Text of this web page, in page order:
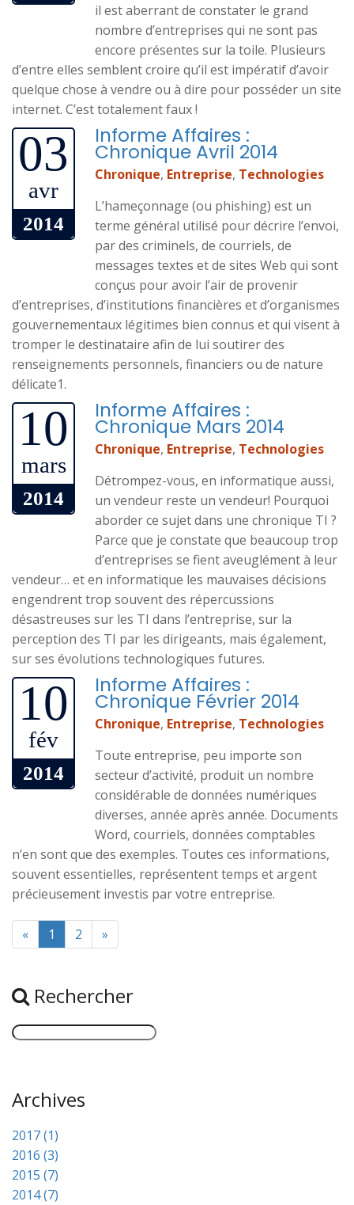
il est aberrant de constater le grand
nombre d’entreprises qui ne sont pas
encore présentes sur la toile. Plusieurs
d’entre elles semblent croire qu’il est impératif d’avoir
quelque chose à vendre ou à dire pour posséder un site
internet. C’est totalement faux !
03
avr
2014
Informe Affaires :
Chronique Avril 2014
Chronique, Entreprise, Technologies
L’hameçonnage (ou phishing) est un
terme général utilisé pour décrire l’envoi,
par des criminels, de courriels, de
messages textes et de sites Web qui sont
conçus pour avoir l’air de provenir
d’entreprises, d’institutions financières et d’organismes
gouvernementaux légitimes bien connus et qui visent à
tromper le destinataire afin de lui soutirer des
renseignements personnels, financiers ou de nature
délicate1.
10
mars
2014
Informe Affaires :
Chronique Mars 2014
Chronique, Entreprise, Technologies
Détrompez-vous, en informatique aussi,
un vendeur reste un vendeur! Pourquoi
aborder ce sujet dans une chronique TI ?
Parce que je constate que beaucoup trop
d’entreprises se fient aveuglément à leur
vendeur… et en informatique les mauvaises décisions
engendrent trop souvent des répercussions
désastreuses sur les TI dans l’entreprise, sur la
perception des TI par les dirigeants, mais également,
sur ses évolutions technologiques futures.
10
fév
2014
Informe Affaires :
Chronique Février 2014
Chronique, Entreprise, Technologies
Toute entreprise, peu importe son
secteur d’activité, produit un nombre
considérable de données numériques
diverses, année après année. Documents
Word, courriels, données comptables
n’en sont que des exemples. Toutes ces informations,
souvent essentielles, représentent temps et argent
précieusement investis par votre entreprise.
« 1 2 »
Rechercher
Archives
2017 (1)
2016 (3)
2015 (7)
2014 (7)